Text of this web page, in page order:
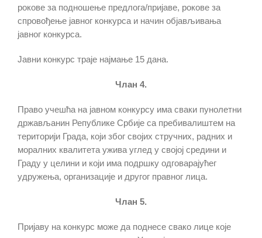
рокове за подношење предлога/пријаве, рокове за
спровођење јавног конкурса и начин објављивања
јавног конкурса.
Јавни конкурс траје најмање 15 дана.
Члан 4.
Право учешћа на јавном конкурсу има сваки пунолетни
држављанин Републике Србије са пребивалиштем на
територији Града, који због својих стручних, радних и
моралних квалитета ужива углед у својој средини и
Граду у целини и који има подршку одговарајућег
удружења, организације и другог правног лица.
Члан 5.
Пријаву на конкурс може да поднесе свако лице које